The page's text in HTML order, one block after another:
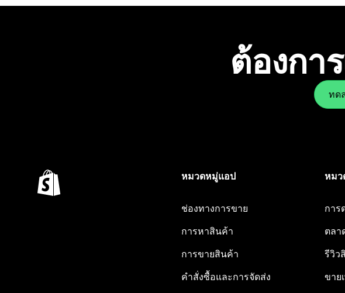
ต้องกา
ทด
หมวดหมู่แอป
ช่องทางการขาย
การหาสินค้า
การขายสินค้า
คำสั่งซื้อและการจัดส่ง
หม
การ
ตลา
รีวิว
ขาย